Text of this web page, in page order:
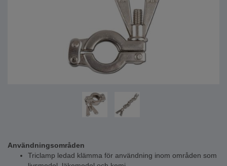
Användningsområden
Triclamp ledad klämma för användning inom områden som